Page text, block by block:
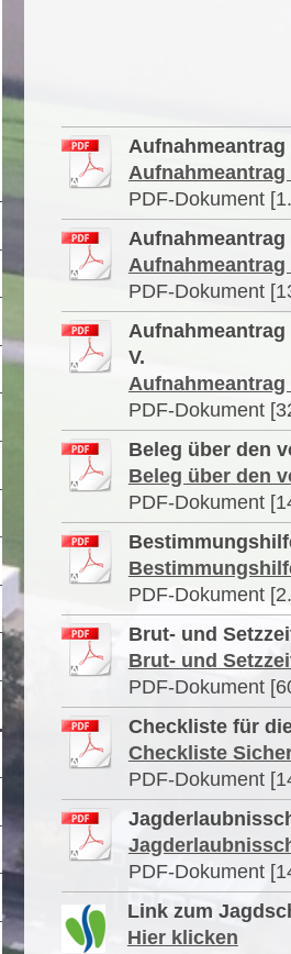
Aufnahmeantrag
PDF-Dokument
Aufnahmeantrag
Aufnahmeantrag
PDF-Dokument
V.
PDF-Dokument
Beleg über den
Beleg über den
PDF-Dokument
PDF-Dokument
Brut- und
Brut- und
PDF-Dokument
Checkliste für
Checkliste
PDF-Dokument
PDF-Dokument
Link zum
Hier klicken